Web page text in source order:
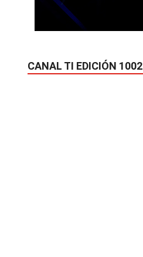
CANAL TI EDICIÓN 1002